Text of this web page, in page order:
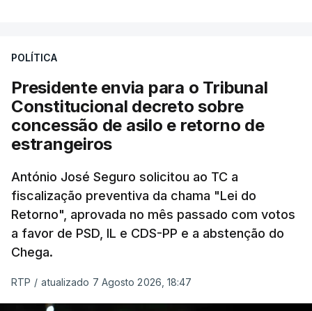
sistema mais simples, mais justo e transparente".
"Sempre que seja possível reduzir burocracias,
eliminar sobreposições e garantir que os apoios
chegam a quem mais necessita, estaremos a dar
um passo na direção certa", argumenta o
Presidente da República.
Assegurar que "ninguém é
prejudicado"
POLÍTICA
Presidente envia para o Tribunal
Constitucional decreto sobre
concessão de asilo e retorno de
estrangeiros
António José Seguro solicitou ao TC a
fiscalização preventiva da chama "Lei do
Retorno", aprovada no mês passado com votos
a favor de PSD, IL e CDS-PP e a abstenção do
Chega.
RTP / atualizado 7 Agosto 2026, 18:47